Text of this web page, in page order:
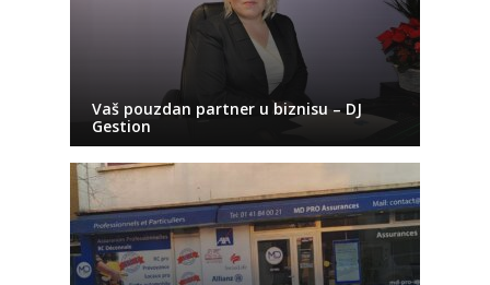
Vaš pouzdan partner u biznisu – DJ
Gestion